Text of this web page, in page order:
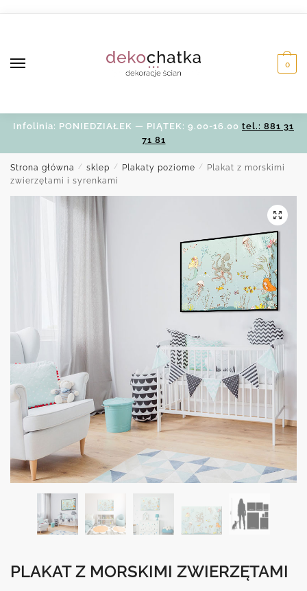
0
Infolinia: PONIEDZIAŁEK — PIĄTEK: 9.00-16.00 tel.: 881 31
71 81
Strona główna / sklep / Plakaty poziome /
Plakat z morskimi
zwierzętami i syrenkami
PLAKAT Z MORSKIMI ZWIERZĘTAMI